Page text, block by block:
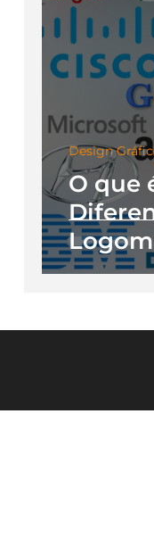
Ferramentas
nome de
O que
Design